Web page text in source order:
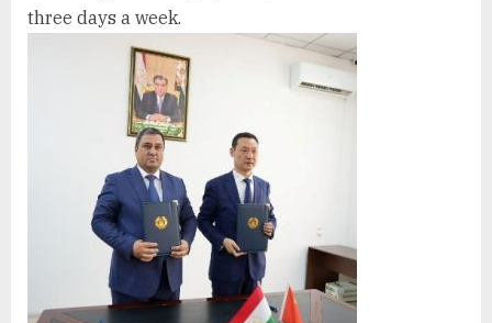
three days a week.